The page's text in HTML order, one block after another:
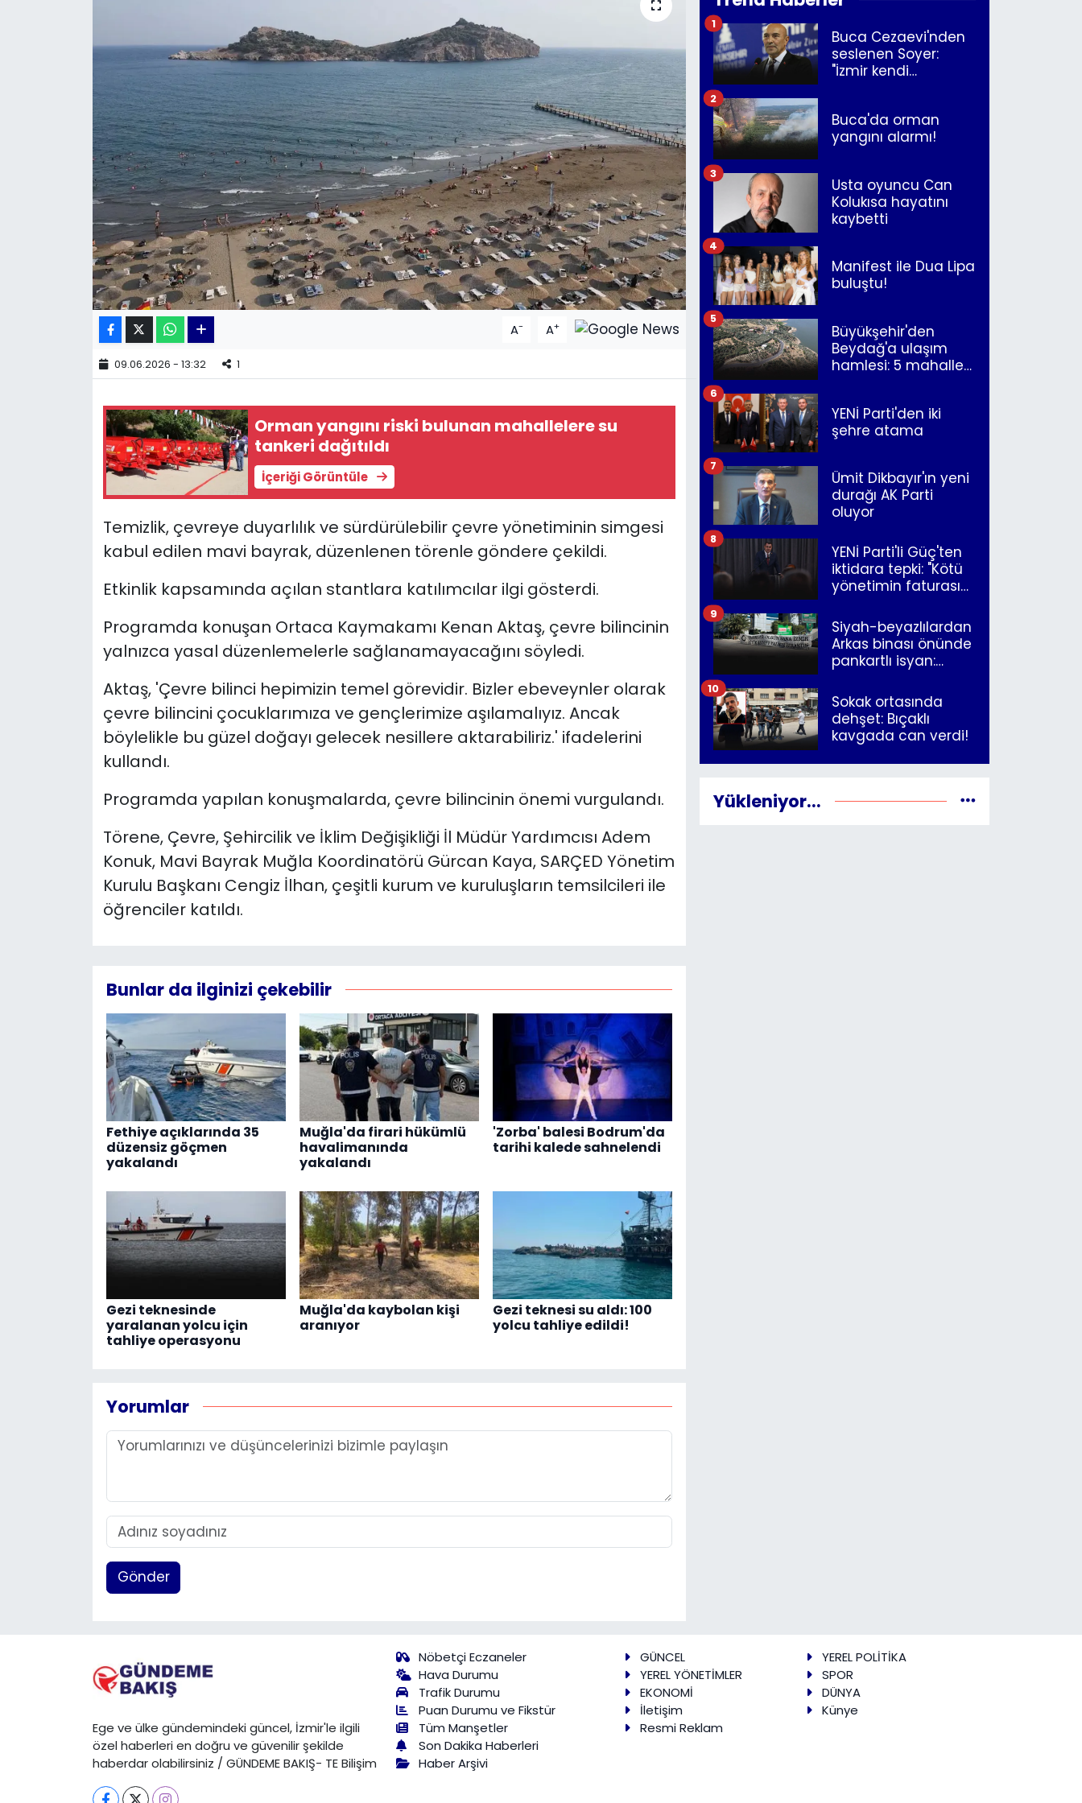
A- A+
09.06.2026 - 13:32 1
Orman yangını riski bulunan mahallelere su
tankeri dağıtıldı
İçeriği Görüntüle
Temizlik, çevreye duyarlılık ve sürdürülebilir çevre yönetiminin simgesi
kabul edilen mavi bayrak, düzenlenen törenle göndere çekildi.
Etkinlik kapsamında açılan stantlara katılımcılar ilgi gösterdi.
Programda konuşan Ortaca Kaymakamı Kenan Aktaş, çevre bilincinin
yalnızca yasal düzenlemelerle sağlanamayacağını söyledi.
Aktaş, 'Çevre bilinci hepimizin temel görevidir. Bizler ebeveynler olarak
çevre bilincini çocuklarımıza ve gençlerimize aşılamalıyız. Ancak
böylelikle bu güzel doğayı gelecek nesillere aktarabiliriz.' ifadelerini
kullandı.
Programda yapılan konuşmalarda, çevre bilincinin önemi vurgulandı.
Törene, Çevre, Şehircilik ve İklim Değişikliği İl Müdür Yardımcısı Adem
Konuk, Mavi Bayrak Muğla Koordinatörü Gürcan Kaya, SARÇED Yönetim
Kurulu Başkanı Cengiz İlhan, çeşitli kurum ve kuruluşların temsilcileri ile
öğrenciler katıldı.
Bunlar da ilginizi çekebilir
Fethiye açıklarında 35
düzensiz göçmen
yakalandı
Muğla'da firari hükümlü
havalimanında
yakalandı
'Zorba' balesi Bodrum'da
tarihi kalede sahnelendi
Gezi teknesinde
yaralanan yolcu için
tahliye operasyonu
Muğla'da kaybolan kişi
aranıyor
Gezi teknesi su aldı: 100
yolcu tahliye edildi!
Yorumlar
Gönder
Buca Cezaevi'nden
seslenen Soyer:
"İzmir kendi
1
Buca'da orman
yangını alarmı!
2
Usta oyuncu Can
Kolukısa hayatını
kaybetti
3
Manifest ile Dua Lipa
buluştu!
4
Büyükşehir'den
Beydağ'a ulaşım
hamlesi: 5 mahalle
5
YENİ Parti'den iki
şehre atama
6
Ümit Dikbayır'ın yeni
durağı AK Parti
oluyor
7
YENİ Parti'li Güç'ten
iktidara tepki: "Kötü
yönetimin faturasını
8
Siyah-beyazlılardan
Arkas binası önünde
pankartlı isyan:
İzmir"
9
Sokak ortasında
dehşet: Bıçaklı
kavgada can verdi!
10
Yükleniyor...
Ege ve ülke gündemindeki güncel, İzmir'le ilgili
özel haberleri en doğru ve güvenilir şekilde
haberdar olabilirsiniz / GÜNDEME BAKIŞ- TE Bilişim
Nöbetçi Eczaneler
Hava Durumu
Trafik Durumu
Puan Durumu ve Fikstür
Tüm Manşetler
Son Dakika Haberleri
Haber Arşivi
GÜNCEL
YEREL POLİTİKA
YEREL YÖNETİMLER
SPOR
EKONOMİ
DÜNYA
İletişim
Künye
Resmi Reklam
POLİTİKA
SAĞLIK
Siyaset
TEKNOLOJİ
Yaşam
YEREL POLİTİKA